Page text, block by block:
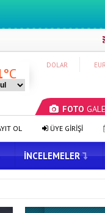
FOTO
DOLAR
°C
Güncelleyin Honor
ÜYE GİRİŞİ
OL
İNCELEMELER